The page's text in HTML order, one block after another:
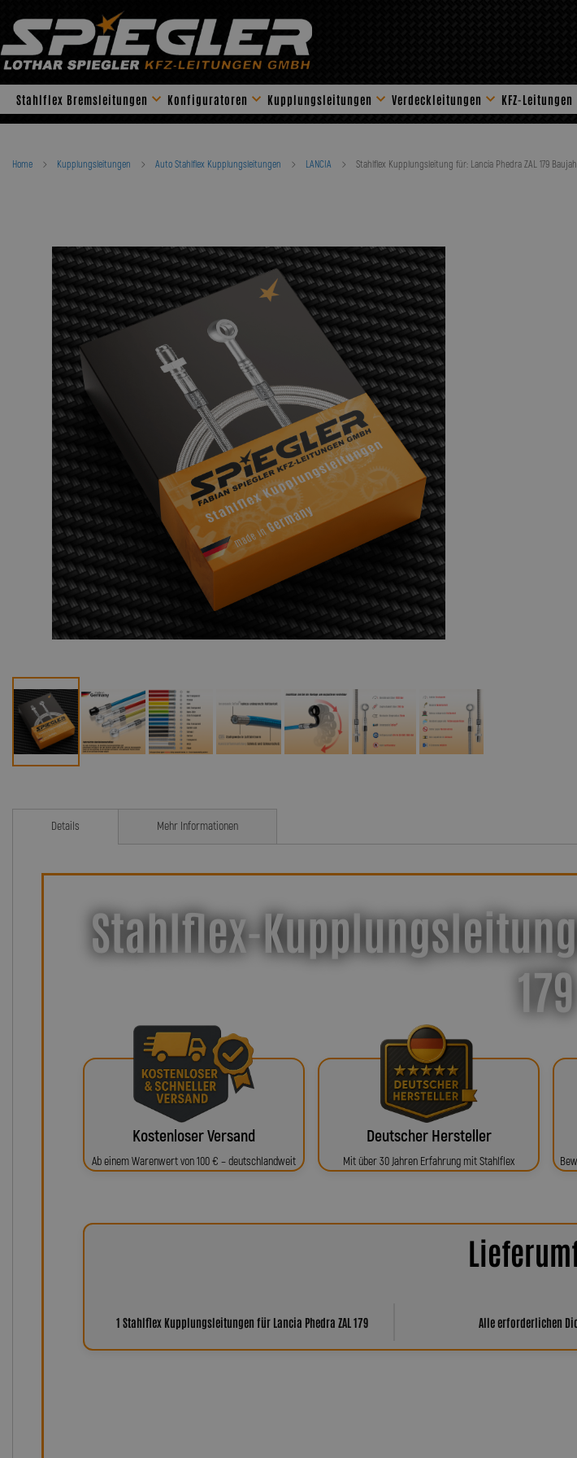
content
Stahlflex Bremsleitungen Konfiguratoren Kupplungsleitungen Verdeckleitungen KFZ-Leitungen
Home Kupplungsleitungen Auto Stahlflex Kupplungsleitungen LANCIA Stahlflex Kupplungsleitung für: Lancia Phedra ZAL 179
Details
Stahlflex-
179
Kostenloser Versand
Ab einem Warenwert von 100 € – deutschlandweit
Deutscher Hersteller
Mit über 30 Jahren Erfahrung mit Stahlflex
1 Stahlflex Kupplungsleitungen für Lancia Phedra ZAL 179 Alle erforderlichen
Mehr Informationen